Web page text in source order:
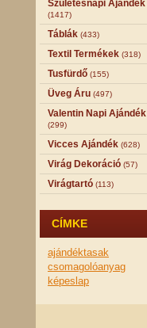
Születésnapi Ajándék
(1417)
Táblák (433)
Textil Termékek (318)
Tusfürdő (155)
Üveg Áru (497)
Valentin Napi Ajándék
(299)
Vicces Ajándék (628)
Virág Dekoráció (57)
Virágtartó (113)
CÍMKE
ajándéktasak
csomagolóanyag
képeslap